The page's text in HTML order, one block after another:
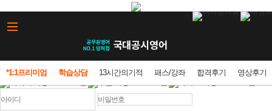
*1:1프리미엄 학습상담 13시간의기적 패스/강좌 합격후기
영상후기